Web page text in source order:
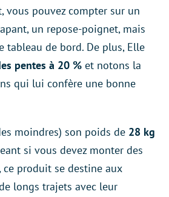
vous pouvez compter sur un
un repose-poignet, mais
tableau de bord. De plus, Elle
pentes à 20 % et notons la
qui lui confère une bonne
moindres) son poids de 28 kg
si vous devez monter des
ce produit se destine aux
longs trajets avec leur